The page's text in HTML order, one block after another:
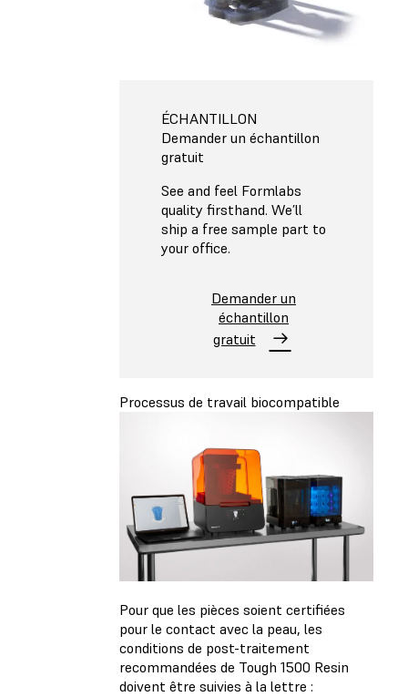
ÉCHANTILLON
Demander un échantillon
gratuit
See and feel Formlabs
quality firsthand. We’ll
ship a free sample part to
your office.
Demander un
échantillon
gratuit
Processus de travail biocompatible
Pour que les pièces soient certifiées
pour le contact avec la peau, les
conditions de post-traitement
recommandées de Tough 1500 Resin
doivent être suivies à la lettre :